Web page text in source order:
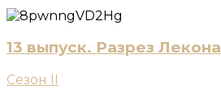
13 выпуск. Разрез Лекона
Сезон II